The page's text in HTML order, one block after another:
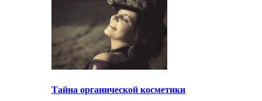
Тайна органической косметики